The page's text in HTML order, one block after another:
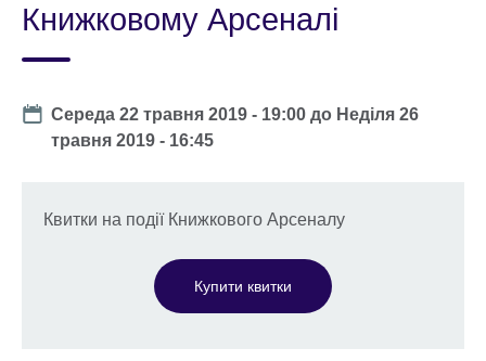
Книжковому Арсеналі
Date
Середа 22 травня 2019 - 19:00 до Неділя 26
травня 2019 - 16:45
Квитки на події Книжкового Арсеналу
Купити квитки